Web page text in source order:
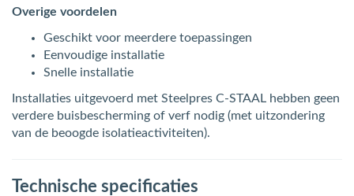
Overige voordelen
Geschikt voor meerdere toepassingen
Eenvoudige installatie
Snelle installatie
Installaties uitgevoerd met Steelpres C-STAAL hebben geen
verdere buisbescherming of verf nodig (met uitzondering
van de beoogde isolatieactiviteiten).
Technische specificaties